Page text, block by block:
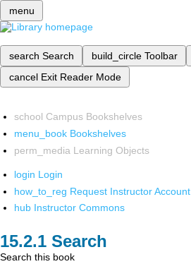
menu
search Search build_circle Toolbar
cancel Exit Reader Mode
school Campus Bookshelves
menu_book Bookshelves
perm_media Learning Objects
login Login
how_to_reg Request Instructor Account
hub Instructor Commons
Search
Search this book